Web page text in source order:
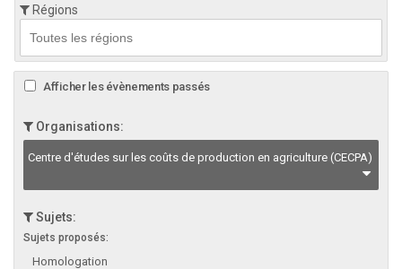
Régions
Afficher les évènements passés
Organisations:
Centre d'études sur les coûts de production en agriculture (CECPA)
Sujets:
Sujets proposés:
Homologation